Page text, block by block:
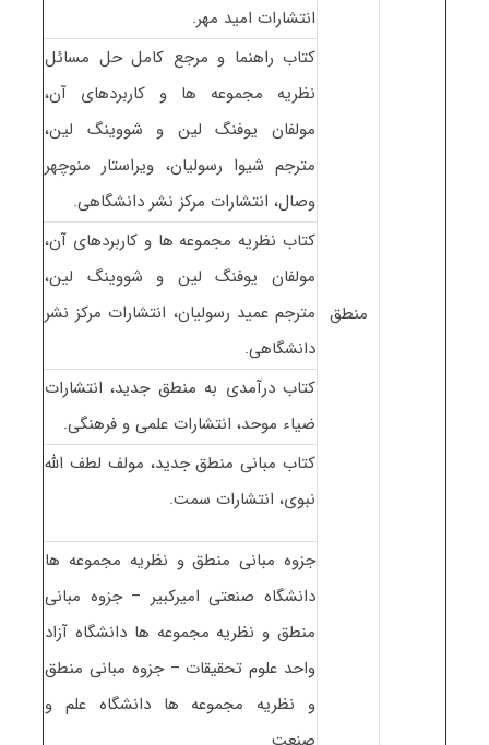
منطق
انتشارات امید مهر.
کتاب راهنما و مرجع کامل حل مسائل
نظریه مجموعه ها و کاربردهای آن،
مولفان یوفنگ لین و شووینگ لین،
مترجم شیوا رسولیان، ویراستار منوچهر
وصال، انتشارات مرکز نشر دانشگاهی.
کتاب نظریه مجموعه ها و کاربردهای آن،
مولفان یوفنگ لین و شووینگ لین،
مترجم عمید رسولیان، انتشارات مرکز نشر
دانشگاهی.
کتاب درآمدی به منطق جدید، انتشارات
ضیاء موحد، انتشارات علمی و فرهنگی.
کتاب مبانی منطق جدید، مولف لطف الله
نبوی، انتشارات سمت.
جزوه مبانی منطق و نظریه مجموعه ها
دانشگاه صنعتی امیرکبیر – جزوه مبانی
منطق و نظریه مجموعه ها دانشگاه آزاد
واحد علوم تحقیقات – جزوه مبانی منطق
و نظریه مجموعه ها دانشگاه علم و